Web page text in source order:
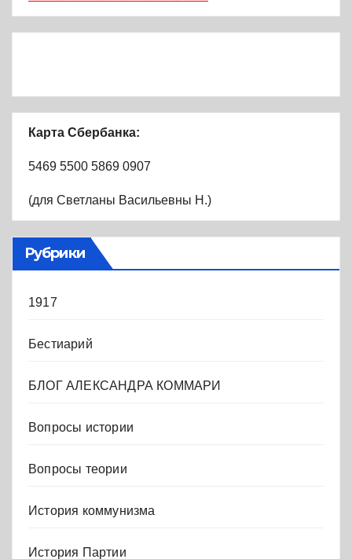
Карта Сбербанка:
5469 5500 5869 0907
(для Светланы Васильевны Н.)
Рубрики
1917
Бестиарий
БЛОГ АЛЕКСАНДРА КОММАРИ
Вопросы истории
Вопросы теории
История коммунизма
История Партии